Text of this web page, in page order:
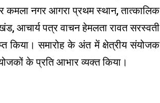
कमला नगर आगरा प्रथम स्थान, तात्कालिक
आचार्य पत्र वाचन हेमलता रावत सरस्वती
किया। समारोह के अंत में क्षेत्रीय संयोजक
के प्रति आभार व्यक्त किया।